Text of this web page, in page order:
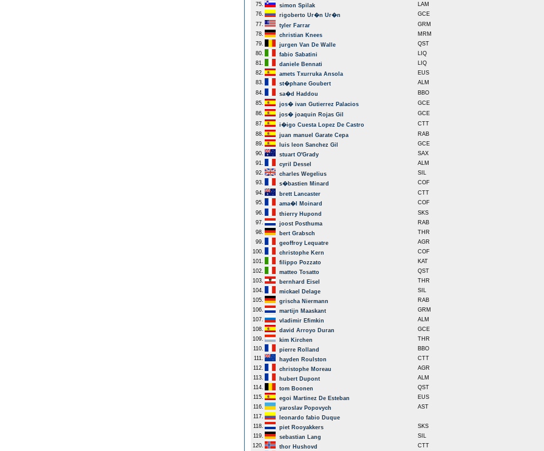
75.
simon Spilak LAM
76.
rigoberto Ur�n Ur�n GCE
77.
tyler Farrar GRM
78.
christian Knees MRM
79.
jurgen Van De Walle QST
80.
fabio Sabatini LIQ
81.
daniele Bennati LIQ
82.
amets Txurruka Ansola EUS
83.
st�phane Goubert ALM
84.
sa�d Haddou BBO
85.
jos� ivan Gutierrez Palacios GCE
86.
jos� joaquin Rojas Gil GCE
87.
i�igo Cuesta Lopez De Castro CTT
88.
juan manuel Garate Cepa RAB
89.
luis leon Sanchez Gil GCE
90.
stuart O'Grady SAX
91.
cyril Dessel ALM
92.
charles Wegelius SIL
93.
s�bastien Minard COF
94.
brett Lancaster CTT
95.
ama�l Moinard COF
96.
thierry Hupond SKS
97.
joost Posthuma RAB
98.
bert Grabsch THR
99.
geoffroy Lequatre AGR
100.
christophe Kern COF
101.
filippo Pozzato KAT
102.
matteo Tosatto QST
103.
bernhard Eisel THR
104.
mickael Delage SIL
105.
grischa Niermann RAB
106.
martijn Maaskant GRM
107.
vladimir Efimkin ALM
108.
david Arroyo Duran GCE
109.
kim Kirchen THR
110.
pierre Rolland BBO
111.
hayden Roulston CTT
112.
christophe Moreau AGR
113.
hubert Dupont ALM
114.
tom Boonen QST
115.
egoi Martinez De Esteban EUS
116.
yaroslav Popovych AST
117.
leonardo fabio Duque
118.
piet Rooyakkers SKS
119.
sebastian Lang SIL
120.
thor Hushovd CTT